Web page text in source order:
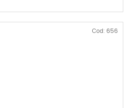
Cod: 656